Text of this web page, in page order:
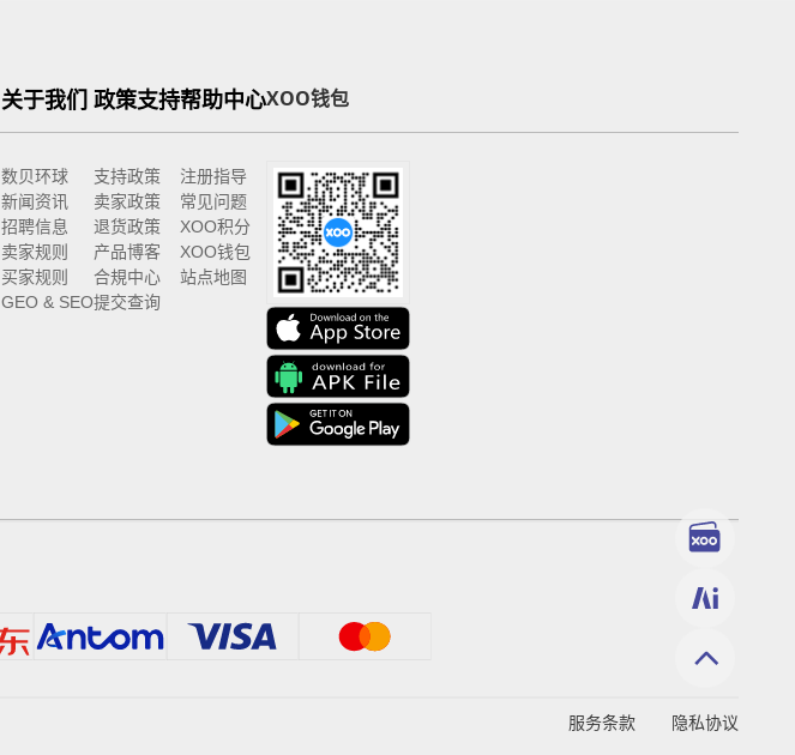
关于我们
数贝环球
新闻资讯
招聘信息
卖家规则
买家规则
GEO & SEO
政策支持
支持政策
卖家政策
退货政策
产品博客
合規中心
提交查询
帮助中心
注册指导
常见问题
XOO积分
XOO钱包
站点地图
XOO钱包
服务条款 隐私协议